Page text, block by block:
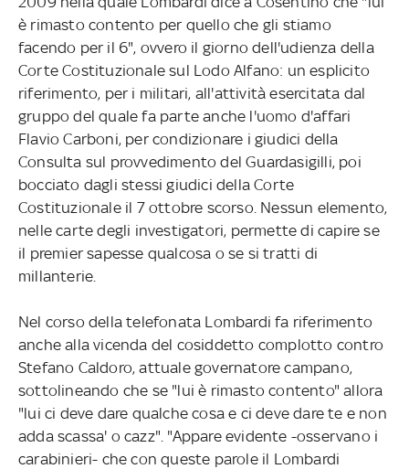
è rimasto contento per quello che gli stiamo
facendo per il 6", ovvero il giorno dell'udienza della
Corte Costituzionale sul Lodo Alfano: un esplicito
riferimento, per i militari, all'attività esercitata dal
gruppo del quale fa parte anche l'uomo d'affari
Flavio Carboni, per condizionare i giudici della
Consulta sul provvedimento del Guardasigilli, poi
bocciato dagli stessi giudici della Corte
Costituzionale il 7 ottobre scorso. Nessun elemento,
nelle carte degli investigatori, permette di capire se
il premier sapesse qualcosa o se si tratti di
millanterie.
Nel corso della telefonata Lombardi fa riferimento
anche alla vicenda del cosiddetto complotto contro
Stefano Caldoro, attuale governatore campano,
sottolineando che se "lui è rimasto contento" allora
"lui ci deve dare qualche cosa e ci deve dare te e non
adda scassa' o cazz". "Appare evidente -osservano i
carabinieri- che con queste parole il Lombardi